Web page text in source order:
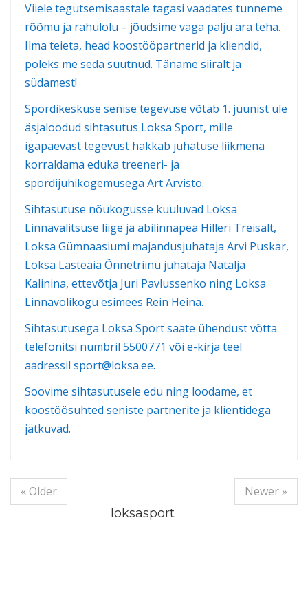
Viiele tegutsemisaastale tagasi vaadates tunneme
rõõmu ja rahulolu – jõudsime väga palju ära teha.
Ilma teieta, head koostööpartnerid ja kliendid,
poleks me seda suutnud. Täname siiralt ja
südamest!
Spordikeskuse senise tegevuse võtab 1. juunist üle
äsjaloodud sihtasutus Loksa Sport, mille
igapäevast tegevust hakkab juhatuse liikmena
korraldama eduka treeneri- ja
spordijuhikogemusega Art Arvisto.
Sihtasutuse nõukogusse kuuluvad Loksa
Linnavalitsuse liige ja abilinnapea Hilleri Treisalt,
Loksa Gümnaasiumi majandusjuhataja Arvi Puskar,
Loksa Lasteaia Õnnetriinu juhataja Natalja
Kalinina, ettevõtja Juri Pavlussenko ning Loksa
Linnavolikogu esimees Rein Heina.
Sihtasutusega Loksa Sport saate ühendust võtta
telefonitsi numbril 5500771 või e-kirja teel
aadressil sport@loksa.ee.
Soovime sihtasutusele edu ning loodame, et
koostöösuhted seniste partnerite ja klientidega
jätkuvad.
« Older
Newer »
loksasport